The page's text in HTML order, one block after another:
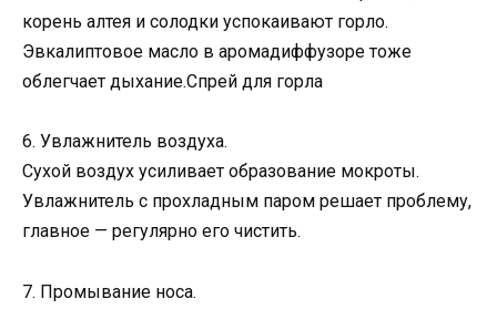
корень алтея и солодки успокаивают горло.
Эвкалиптовое масло в аромадиффузоре тоже
облегчает дыхание.Спрей для горла
6. Увлажнитель воздуха.
Сухой воздух усиливает образование мокроты.
Увлажнитель с прохладным паром решает проблему,
главное — регулярно его чистить.
7. Промывание носа.